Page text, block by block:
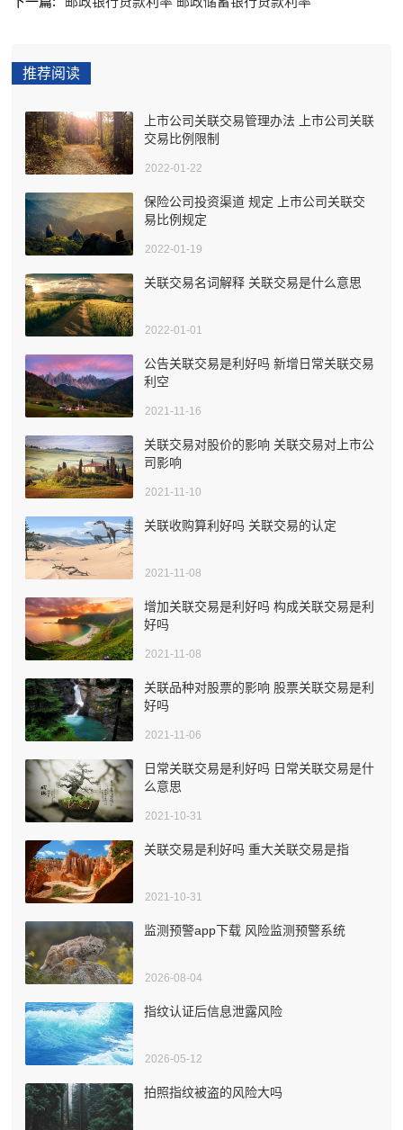
推荐阅读
上市公司关联交易管理办法 上市公司关联
交易比例限制
2022-01-22
保险公司投资渠道 规定 上市公司关联交
易比例规定
2022-01-19
关联交易名词解释 关联交易是什么意思
2022-01-01
公告关联交易是利好吗 新增日常关联交易
利空
2021-11-16
关联交易对股价的影响 关联交易对上市公
司影响
2021-11-10
关联收购算利好吗 关联交易的认定
2021-11-08
增加关联交易是利好吗 构成关联交易是利
好吗
2021-11-08
关联品种对股票的影响 股票关联交易是利
好吗
2021-11-06
日常关联交易是利好吗 日常关联交易是什
么意思
2021-10-31
关联交易是利好吗 重大关联交易是指
2021-10-31
监测预警app下载 风险监测预警系统
2026-08-04
指纹认证后信息泄露风险
2026-05-12
拍照指纹被盗的风险大吗